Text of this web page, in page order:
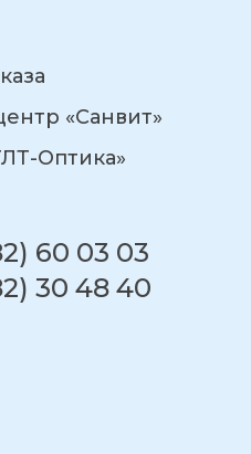
«Санвит»
Оптика»
60 03 03
30 48 40